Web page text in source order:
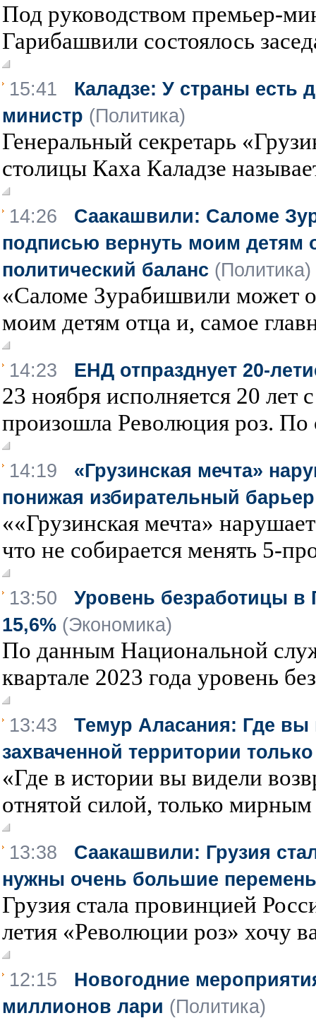
Под руководством премьер-
Гарибашвили состоялось
15:41 Каладзе: У страны есть
министр (Политика)
Генеральный секретарь
столицы Каха Каладзе
14:26 Саакашвили: Саломе
подписью вернуть моим детям
политический баланс (Политика)
«Саломе Зурабишвили может
моим детям отца и, самое
14:23 ЕНД отпразднует 20-
23 ноября исполняется 20 лет
произошла Революция роз. По
14:19 «Грузинская мечта»
понижая избирательный
««Грузинская мечта»
что не собирается менять 5-
13:50 Уровень безработицы в
15,6% (Экономика)
По данным Национальной
квартале 2023 года уровень
13:43 Темур Аласания: Где
захваченной территории
«Где в истории вы видели
отнятой силой, только
13:38 Саакашвили: Грузия
нужны очень большие
Грузия стала провинцией
летия «Революции роз» хочу
12:15 Новогодние
миллионов лари (Политика)